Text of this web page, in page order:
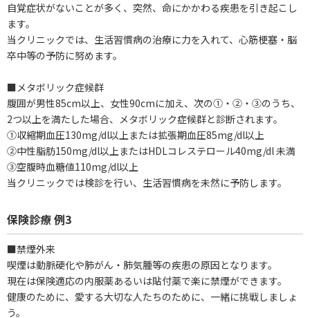
自覚症状がないことが多く、突然、命にかかわる疾患を引き起こし
ます。
当クリニックでは、生活習慣病の治療に力を入れて、心筋梗塞・脳
卒中等の予防に努めます。
■メタボリック症候群
腹囲が男性85cm以上、女性90cmに加え、次の①・②・③のうち、
2つ以上を満たした場合、メタボリック症候群と診断されます。
①収縮期血圧130mg/dl以上または拡張期血圧85mg/dl以上
②中性脂肪150mg/dl以上またはHDLコレステロール40mg/dl 未満
③空腹時血糖値110mg/dl以上
当クリニックでは検診を行い、生活習慣病を未然に予防します。
保険診療 例3
■禁煙外来
喫煙は動脈硬化や肺がん・肺気腫等の疾患の原因となります。
現在は保険適応の内服薬あるいは貼付薬で楽に禁煙ができます。
健康のために、愛する大切な人たちのために、一緒に挑戦しましょ
う。